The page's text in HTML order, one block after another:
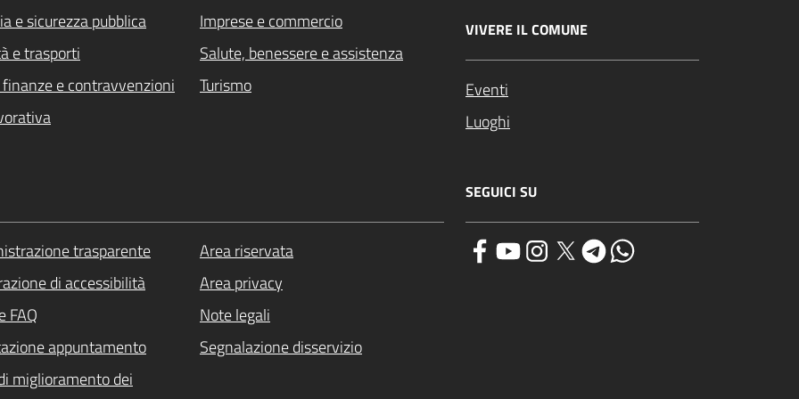
e sicurezza pubblica
Imprese e commercio
e trasporti
Salute, benessere e assistenza
finanze e contravvenzioni
Turismo
VIVERE IL COMUNE
Eventi
Luoghi
trasparente
Area riservata
di accessibilità
Area privacy
FAQ
Note legali
appuntamento
Segnalazione disservizio
miglioramento dei
SEGUICI SU